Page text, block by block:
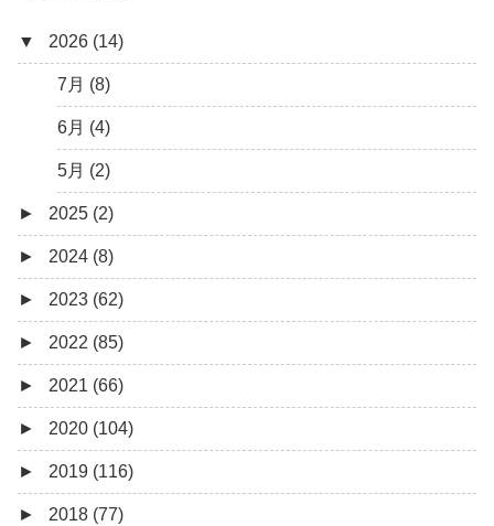
▼ 2026 (14)
7月 (8)
6月 (4)
5月 (2)
► 2025 (2)
12月 (1)
6月 (1)
► 2024 (8)
8月 (1)
7月 (1)
5月 (2)
4月 (3)
3月 (1)
► 2023 (62)
9月 (1)
8月 (1)
7月 (8)
6月 (5)
5月 (7)
► 2022 (85)
12月 (3)
10月 (1)
9月 (4)
8月 (5)
► 2021 (66)
12月 (4)
11月 (8)
10月 (1)
► 2020 (104)
12月 (7)
11月 (10)
► 2019 (116)
12月 (9)
► 2018 (77)